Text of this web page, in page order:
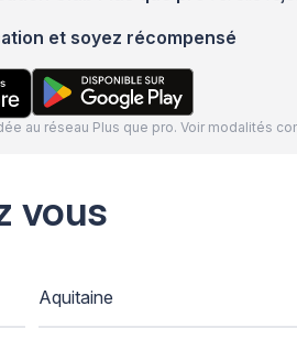
et soyez récompensé
au réseau Plus que pro. Voir modalités
vous
Aquitaine